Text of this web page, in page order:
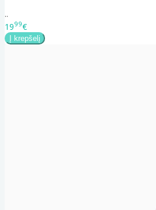
..
1999€